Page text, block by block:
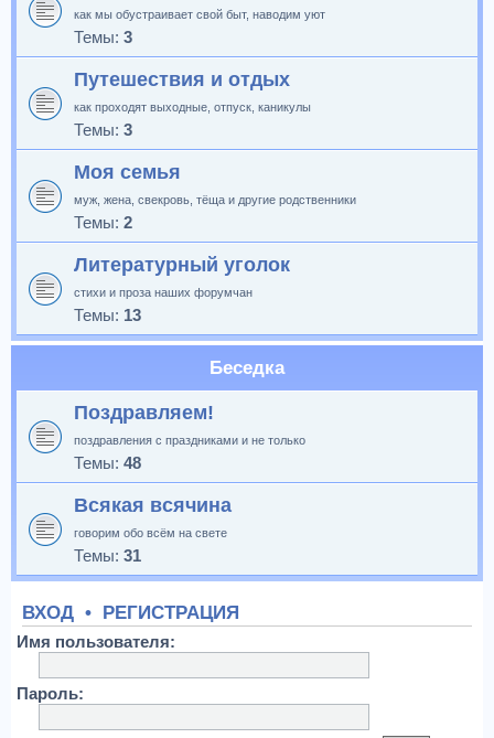
как мы обустраивает свой быт, наводим уют
Темы: 3
Путешествия и отдых
как проходят выходные, отпуск, каникулы
Темы: 3
Моя семья
муж, жена, свекровь, тёща и другие родственники
Темы: 2
Литературный уголок
стихи и проза наших форумчан
Темы: 13
Беседка
Поздравляем!
поздравления с праздниками и не только
Темы: 48
Всякая всячина
говорим обо всём на свете
Темы: 31
ВХОД • РЕГИСТРАЦИЯ
Имя пользователя:
Пароль: